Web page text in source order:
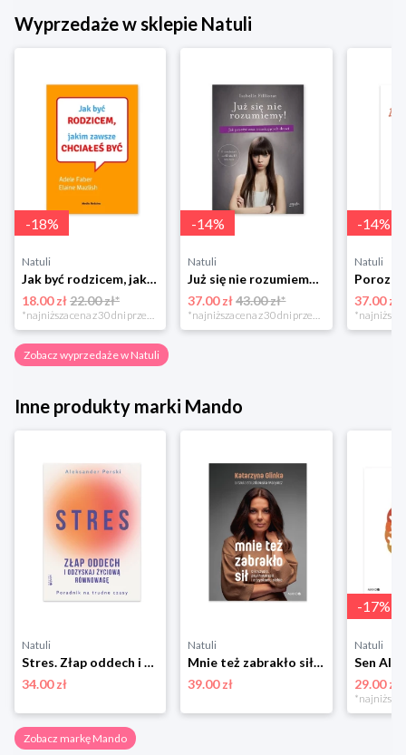
Wyprzedaże w sklepie Natuli
-18%
Natuli
Jak być rodzicem, jakim zawsze chciałeś być Media rodzina
18.00 zł22.00 zł*
*najniższa cena z 30 dni przed obniżką
-14%
Natuli
Już się nie rozumiemy! Jak przeżyć czas trzaskających drzwi Esprit
37.00 zł 43.00 zł*
*najniższa cena z 30 dni przed obniżką
-14%
Natuli
37.00 zł
Zobacz wyprzedaże w Natuli
Inne produkty marki Mando
Natuli
Stres. Złap oddech i odzyskaj życiową równowagę. Poradnik na trudne czasy Mando
34.00 zł
Natuli
Mnie też zabrakło sił. O kryzysie, psychoterapii i odzyskaniu siebie Mando
39.00 zł
-17%
Natuli
29.00 zł
Zobacz markę Mando